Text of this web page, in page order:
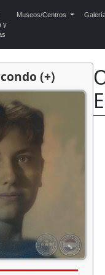
y
Museos/Centros
(+)